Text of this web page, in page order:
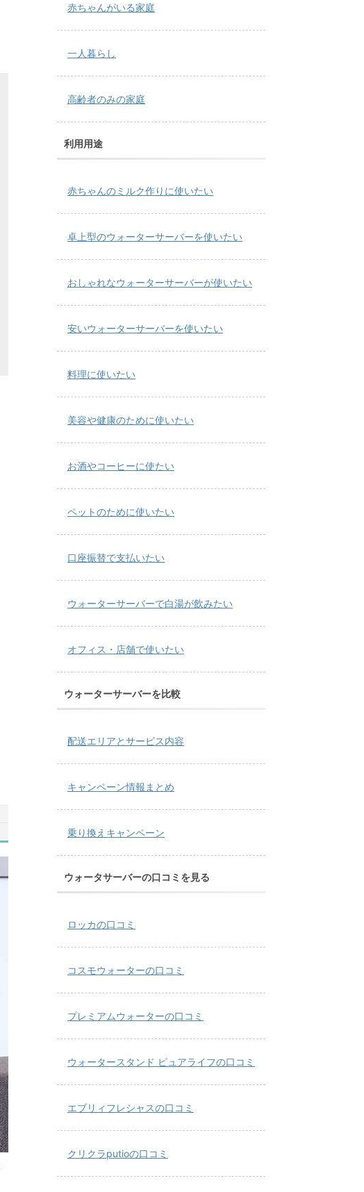
赤ちゃんがいる家庭
一人暮らし
高齢者のみの家庭
利用用途
赤ちゃんのミルク作りに使いたい
卓上型のウォーターサーバーを使いたい
おしゃれなウォーターサーバーが使いたい
安いウォーターサーバーを使いたい
料理に使いたい
美容や健康のために使いたい
お酒やコーヒーに使たい
ペットのために使いたい
口座振替で支払いたい
ウォーターサーバーで白湯が飲みたい
オフィス・店舗で使いたい
ウォーターサーバーを比較
配送エリアとサービス内容
キャンペーン情報まとめ
乗り換えキャンペーン
ウォータサーバーの口コミを見る
ロッカの口コミ
コスモウォーターの口コミ
プレミアムウォーターの口コミ
ウォータースタンド ピュアライフの口コミ
エブリィフレシャスの口コミ
クリクラputioの口コミ